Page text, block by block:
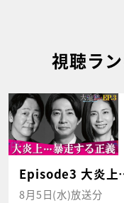
視聴ラ
Episode3 大炎上
8月5日(水)放送分